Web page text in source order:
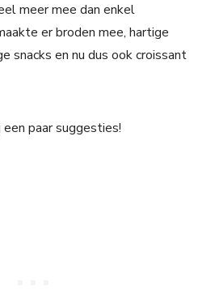
meer mee dan enkel
er broden mee, hartige
snacks en nu dus ook croissant
paar suggesties!